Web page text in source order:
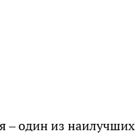
– один из